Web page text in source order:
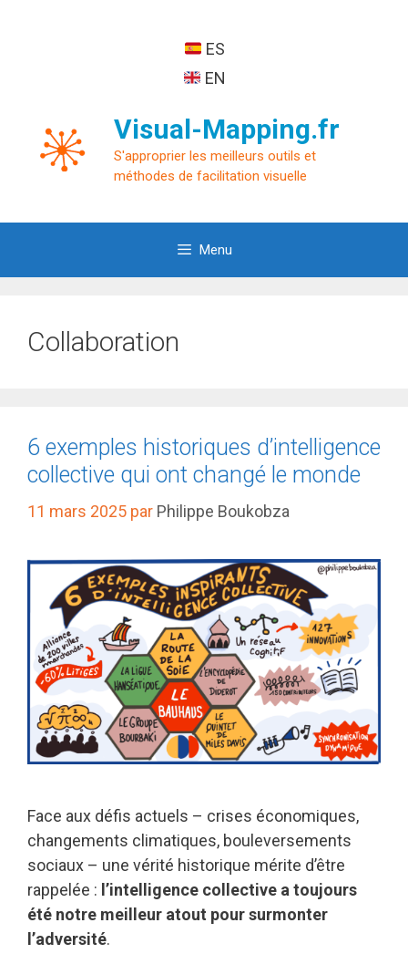
ES
EN
Visual-Mapping.fr
S'approprier les meilleurs outils et
méthodes de facilitation visuelle
Menu
Collaboration
6 exemples historiques d’intelligence
collective qui ont changé le monde
11 mars 2025 par Philippe Boukobza
Face aux défis actuels – crises économiques,
changements climatiques, bouleversements
sociaux – une vérité historique mérite d’être
rappelée : l’intelligence collective a toujours
été notre meilleur atout pour surmonter
l’adversité.